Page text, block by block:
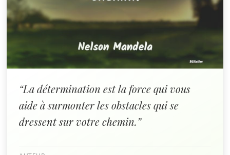
“La détermination est la force qui vous
aide à surmonter les obstacles qui se
dressent sur votre chemin.”